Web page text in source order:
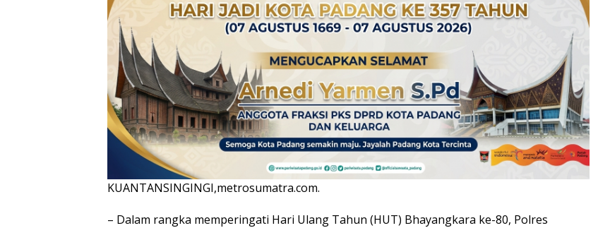
KUANTANSINGINGI,metrosumatra.com.
– Dalam rangka memperingati Hari Ulang Tahun (HUT) Bhayangkara ke-80, Polres